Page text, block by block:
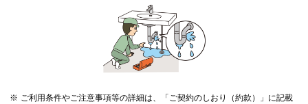
※ ご利用条件やご注意事項等の詳細は、「ご契約のしおり（約款）」に記載